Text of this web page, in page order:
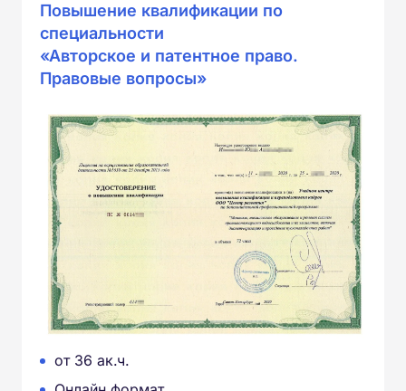
Повышение квалификации по
специальности
«Авторское и патентное право.
Правовые вопросы»
от 36 ак.ч.